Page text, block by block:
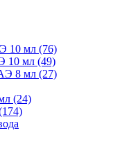
10 мл (76)
10 мл (49)
8 мл (27)
(24)